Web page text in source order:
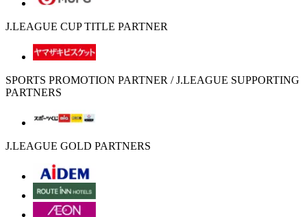
J.LEAGUE CUP TITLE PARTNER
SPORTS PROMOTION PARTNER / J.LEAGUE SUPPORTING
PARTNERS
J.LEAGUE GOLD PARTNERS